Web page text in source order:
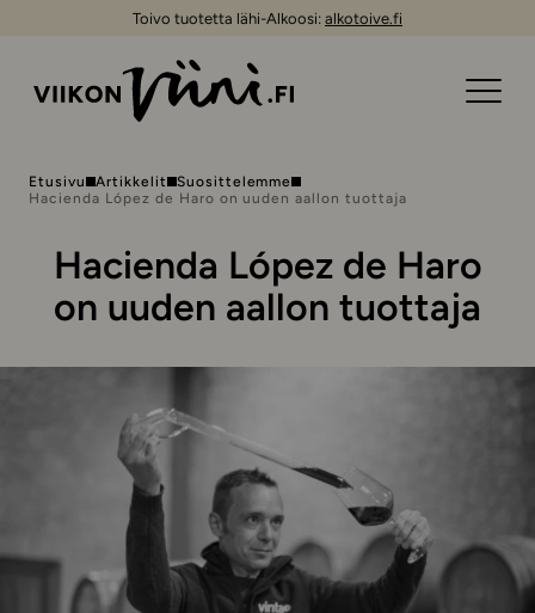
Toivo tuotetta lähi-Alkoosi: alkotoive.fi
Etusivu Artikkelit
Suosittelemme
Hacienda López de Haro on uuden aallon tuottaja
Hacienda López de Haro
on uuden aallon tuottaja